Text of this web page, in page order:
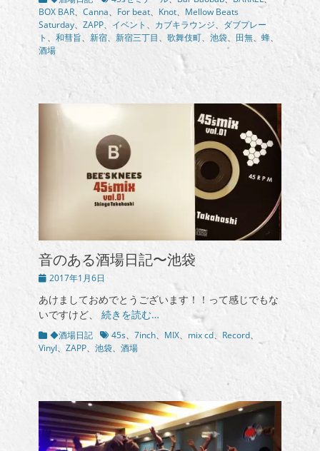
テ
ゴ
リ
ー
グ
BOX BAR、 Canna、 For beat、 Knot、 Mellow Beats
Saturday、 ZAPP、 イベント 、 カブキラウンジ、 ダブプレー
ト 、 和彗旨、 新宿、 新宿三丁目、 歌舞伎町、 池袋、 田無、 蜂、
酒場
音のある酒場日記〜池袋
投
日
2017年1月6日
あけましておめでとうございます！！って感じでもな
いですけど、 続きを読む…
カ
テ
◆酒場日記 タ
グ
45s、 7inch、 MIX、 mix cd、 Record、
Vinyl、 ZAPP、 池袋、 酒場